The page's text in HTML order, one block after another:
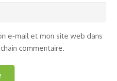
e-mail et mon site web dans
commentaire.